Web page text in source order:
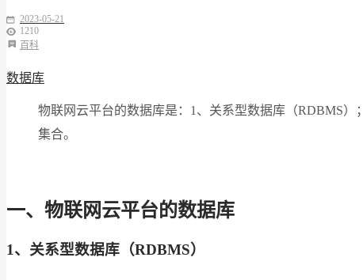
2023-05-21
1210
百科
数据库
物联网云平台的数据库是：1、关系型数据库（RDBMS
集合。
一、物联网云平台的数据库
1、关系型数据库（RDBMS）